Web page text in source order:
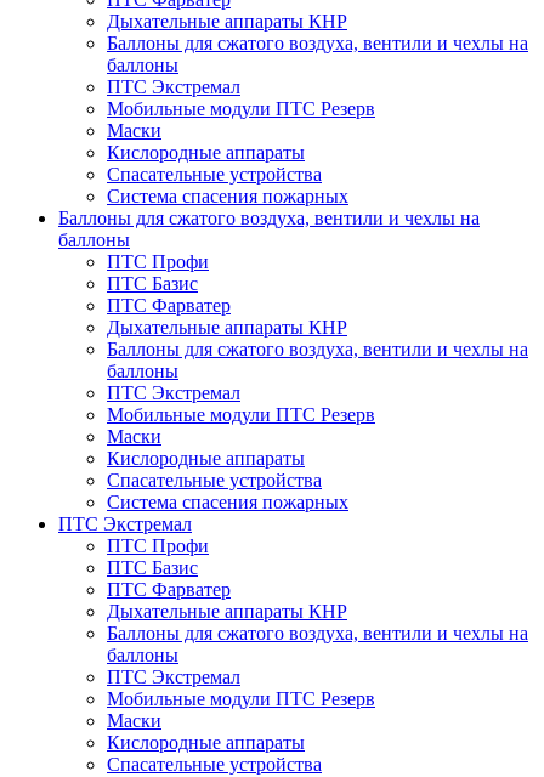
Дыхательные аппараты КНР
Баллоны для сжатого воздуха, вентили и чехлы на
баллоны
ПТС Экстремал
Мобильные модули ПТС Резерв
Маски
Кислородные аппараты
Спасательные устройства
Система спасения пожарных
Баллоны для сжатого воздуха, вентили и чехлы на
баллоны
ПТС Профи
ПТС Базис
ПТС Фарватер
Дыхательные аппараты КНР
Баллоны для сжатого воздуха, вентили и чехлы на
баллоны
ПТС Экстремал
Мобильные модули ПТС Резерв
Маски
Кислородные аппараты
Спасательные устройства
Система спасения пожарных
ПТС Экстремал
ПТС Профи
ПТС Базис
ПТС Фарватер
Дыхательные аппараты КНР
Баллоны для сжатого воздуха, вентили и чехлы на
баллоны
ПТС Экстремал
Мобильные модули ПТС Резерв
Маски
Кислородные аппараты
Спасательные устройства